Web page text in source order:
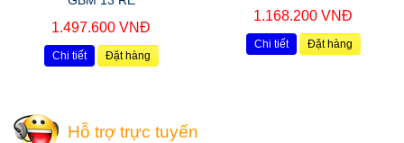
1.497.600 VNĐ
Chi tiết Đặt hàng
1.168.200 VNĐ
Chi tiết Đặt hàng
Hỗ trợ trực tuyến